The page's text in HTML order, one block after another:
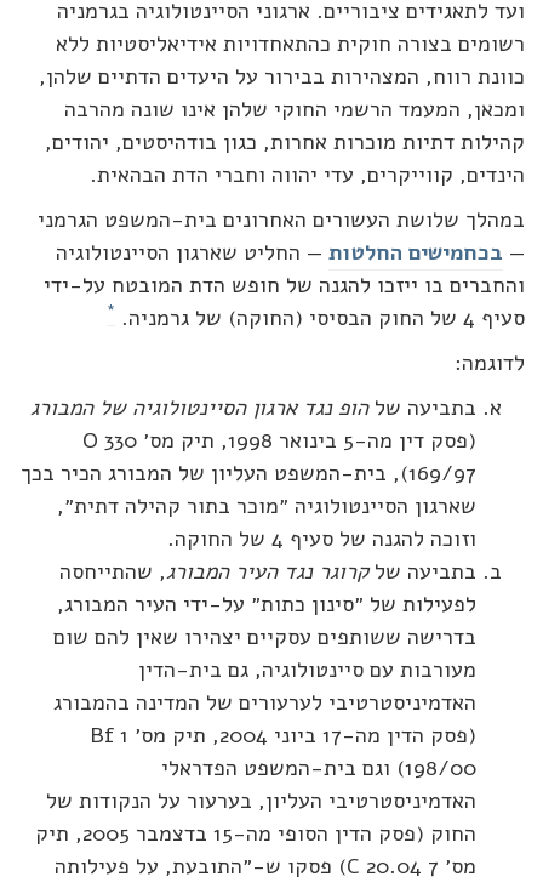
לתאגידים ציבוריים. ארגוני הסיינטולוגיה בגרמניה
בצורה חוקית כהתאחדויות אידיאליסטיות ללא
רווח, המצהירות בבירור על היעדים הדתיים שלהן,
המעמד הרשמי החוקי שלהן אינו שונה מהרבה
דתיות מוכרות אחרות, כגון בודהיסטים, יהודים,
קווייקרים, עדי יהווה וחברי הדת הבהאית.
שלושת העשורים האחרונים בית-המשפט הגרמני
בכחמישים החלטות— החליט שארגון הסיינטולוגיה
בו ייזכו להגנה של חופש הדת המובטח על-ידי
(החוקה) של גרמניה.
*
בתביעה של הופ נגד ארגון הסיינטולוגיה של המבורג
(פסק דין מה-5 בינואר 1998, תיק מס׳ 330 O
169/97), בית-המשפט העליון של המבורג הכיר בכך
שארגון הסיינטולוגיה ״מוכר בתור קהילה דתית״,
וזוכה להגנה של סעיף 4 של החוקה.
בתביעה של קרוגר נגד העיר המבורג, שהתייחסה
לפעילות של ״סינון כתות״ על-ידי העיר המבורג,
בדרישה ששותפים עסקיים יצהירו שאין להם שום
מעורבות עם סיינטולוגיה, גם בית-הדין
האדמיניסטרטיבי לערעורים של המדינה בהמבורג
(פסק הדין מה-17 ביוני 2004, תיק מס׳ 1 Bf
198/00) וגם בית-המשפט הפדראלי
האדמיניסטרטיבי העליון, בערעור על הנקודות של
החוק (פסק הדין הסופי מה-15 בדצמבר 2005, תיק
מס׳ 7 C 20.04) פסקו ש-״התובעת, על פעילותה